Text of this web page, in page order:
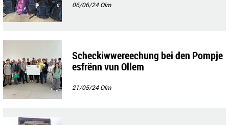
06/06/24Olm
Scheckiwwereechung bei den Pompje
esfrënn vun Ollem
21/05/24Olm